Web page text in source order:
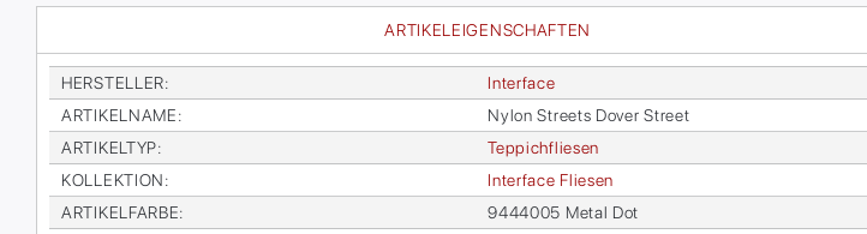
ARTIKELEIGENSCHAFTEN
HER­STEL­LER:
In­ter­face
AR­TI­KEL­NA­ME:
Ny­lon Streets Do­ver Street
AR­TI­KEL­TYP:
Tep­pich­flie­sen
KOL­LEK­TI­ON:
In­ter­face Flie­sen
AR­TI­KEL­FAR­BE:
9444005 Me­tal Dot